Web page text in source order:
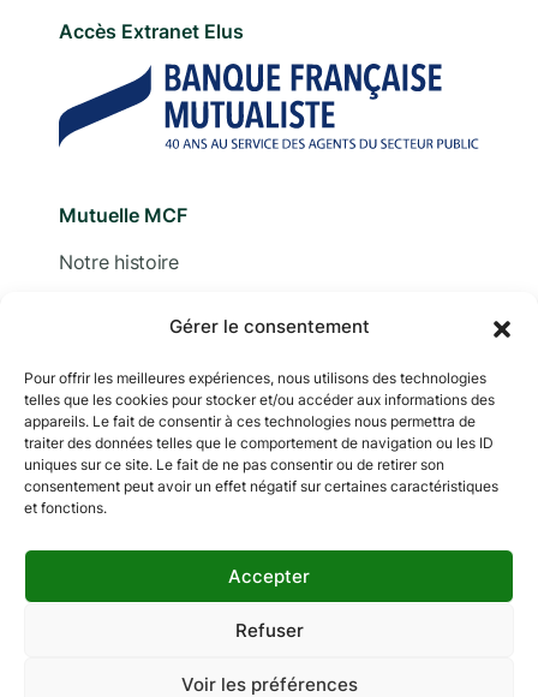
Gérer le consentement
Pour offrir les meilleures expériences, nous utilisons des technologies
telles que les cookies pour stocker et/ou accéder aux informations des
appareils. Le fait de consentir à ces technologies nous permettra de
traiter des données telles que le comportement de navigation ou les ID
uniques sur ce site. Le fait de ne pas consentir ou de retirer son
consentement peut avoir un effet négatif sur certaines caractéristiques
et fonctions.
Accepter
Refuser
Voir les préférences
Accès Extranet Elus
Mutuelle MCF
Notre histoire
Adhérer
Documentation
Copyright © 2024 MCF. Tous droits réservés
Les photographies sur ce site sont © iStock sauf